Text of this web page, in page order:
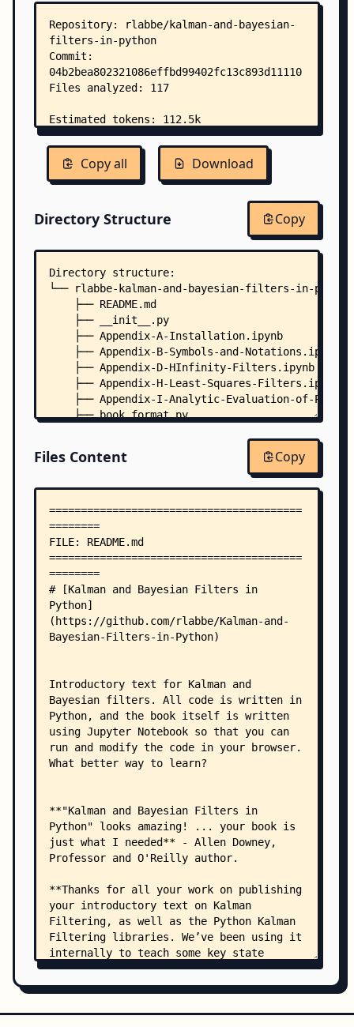
Copy all Download
Directory Structure Copy
Directory structure:
└── rlabbe-kalman-and-bayesian-filters-in-
    ├── README.md
    ├── __init__.py
    ├── Appendix-A-Installation.ipynb
    ├── Appendix-B-Symbols-and-Notations.ipynb
    ├── Appendix-D-HInfinity-Filters.ipynb
    ├── Appendix-H-Least-Squares-Filters.ipynb
├── Appendix-I-Analytic-Evaluation-of-
    ├── book_format.py
    ├── license.html
    ├── table_of_contents.ipynb
    ├── animations/
    │   ├── discrete_bayes_animations.ipynb
    │   ├── Gaussians_Animations.ipynb
    │   └── particle_animate.ipynb
    ├── experiments/
    │   ├── __init__.py
    │   ├── ball.py
    │   ├── balzer.py
    │   ├── baseball.py
    │   ├── compute_q.ipynb
    │   ├── DiscreteBayes1D.py
    │   ├── distributions.py
    │   ├── dme.py
    │   ├── dog_track_1d.py
    │   ├── doppler.py
    │   ├── ekfloc2.py
    │   ├── ekfloc3.py
    │   ├── euler.py
    │   ├── fusion.py
    │   ├── gauss.py
    │   ├── gh.py
    │   ├── histogram.py
    │   ├── ILS.py
    │   ├── image_tracker.py
    │   ├── mkf_ellipse_test.py
    │   ├── noise.py
    │   ├── quaternion.py
Files Content Copy